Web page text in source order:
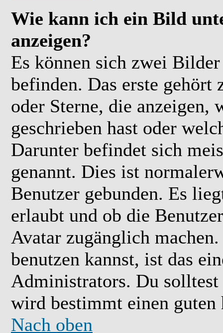
Wie kann ich ein Bild
anzeigen?
Es können sich zwei
befinden. Das erste gehört
oder Sterne, die anzeigen,
geschrieben hast oder
Darunter befindet sich
genannt. Dies ist
Benutzer gebunden. Es
erlaubt und ob die
Avatar zugänglich
benutzen kannst, ist das
Administrators. Du
wird bestimmt einen guten
Nach oben